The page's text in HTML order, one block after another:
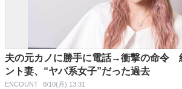
夫の元カノに勝手に電話→衝撃の命令
ント妻、“ヤバ系女子”だった過去
ENCOUNT 8/10(月) 13:31